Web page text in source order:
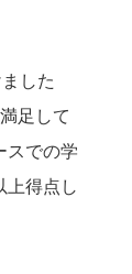
した
足して
スでの学
上得点し